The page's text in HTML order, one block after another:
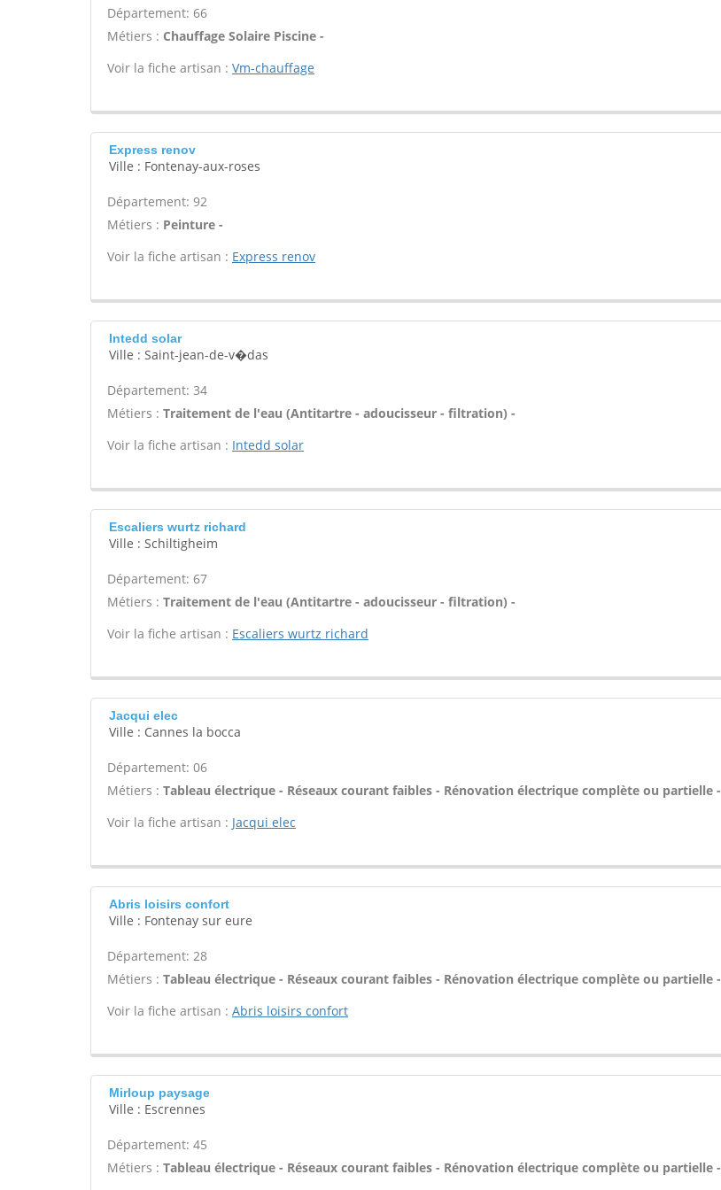
Département: 66
Métiers : Chauffage Solaire Piscine -
Voir la fiche artisan : Vm-chauffage
Express renov
Ville : Fontenay-aux-roses
Département: 92
Métiers : Peinture -
Voir la fiche artisan : Express renov
Intedd solar
Ville : Saint-jean-de-v�das
Département: 34
Métiers : Traitement de l'eau (Antitartre - adoucisseur - filtration) -
Voir la fiche artisan : Intedd solar
Escaliers wurtz richard
Ville : Schiltigheim
Département: 67
Métiers : Traitement de l'eau (Antitartre - adoucisseur - filtration) -
Voir la fiche artisan : Escaliers wurtz richard
Jacqui elec
Ville : Cannes la bocca
Département: 06
Métiers : Tableau électrique - Réseaux courant faibles - Rénovation électrique complète ou partielle -
Voir la fiche artisan : Jacqui elec
Abris loisirs confort
Ville : Fontenay sur eure
Département: 28
Métiers : Tableau électrique - Réseaux courant faibles - Rénovation électrique complète ou partielle -
Voir la fiche artisan : Abris loisirs confort
Mirloup paysage
Ville : Escrennes
Département: 45
Métiers : Tableau électrique - Réseaux courant faibles - Rénovation électrique complète ou partielle -